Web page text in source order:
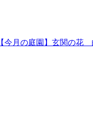
【今月の庭園】玄関の花